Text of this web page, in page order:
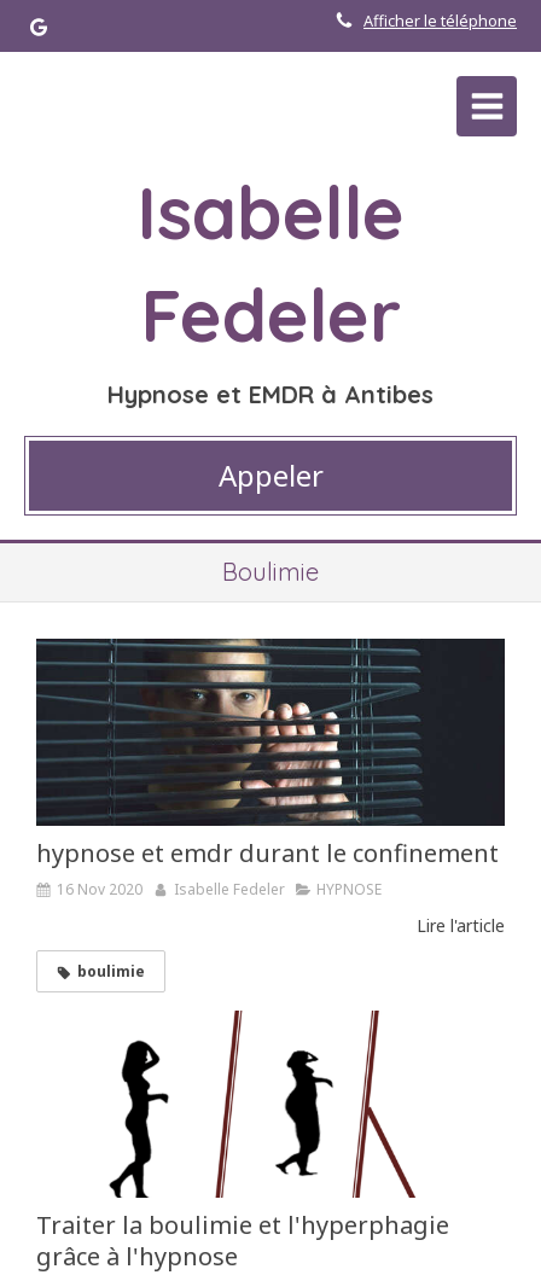
Afficher le téléphone
Isabelle
Fedeler
Hypnose et EMDR à Antibes
Appeler
Boulimie
hypnose et emdr durant le confinement
16 Nov 2020 Isabelle Fedeler HYPNOSE
Lire l'article
boulimie
Traiter la boulimie et l'hyperphagie
grâce à l'hypnose